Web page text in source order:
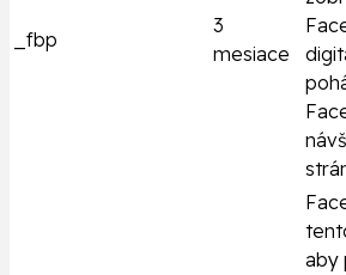
_fbp
3
mesiace
aby